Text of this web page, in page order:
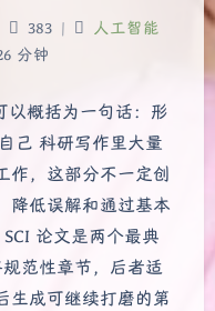
383 |
人工智能
分钟
以概括为一句话：形
己 科研写作里大量
，这部分不一定创
降低误解和通过基本
论文是两个最典
范性章节，后者适
生成可继续打磨的第